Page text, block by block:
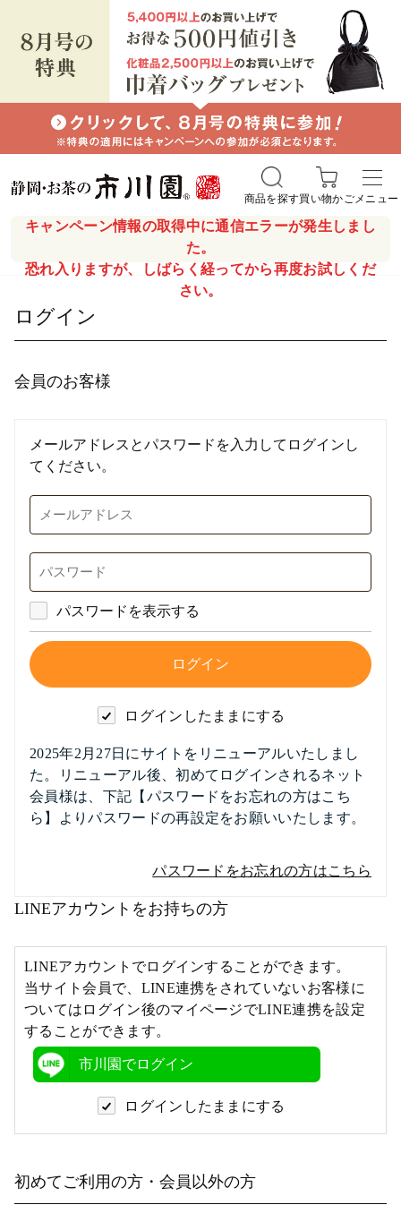
キャンペーン情報の取得中に通信エラーが発生しまし
た。
恐れ入りますが、しばらく経ってから再度お試しくだ
さい。
商品を探す買い物かごメニュー
ログイン
会員のお客様
メールアドレスとパスワードを入力してログインし
てください。
パスワードを表示する
ログインしたままにする
2025年2月27日にサイトをリニューアルいたしまし
た。リニューアル後、初めてログインされるネット
会員様は、下記【パスワードをお忘れの方はこち
ら】よりパスワードの再設定をお願いいたします。
パスワードをお忘れの方はこちら
LINEアカウントをお持ちの方
LINEアカウントでログインすることができます。
当サイト会員で、LINE連携をされていないお客様に
ついてはログイン後のマイページでLINE連携を設定
することができます。
市川園でログイン
ログインしたままにする
初めてご利用の方・会員以外の方